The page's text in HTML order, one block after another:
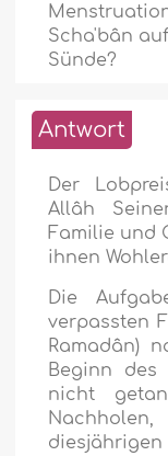
Scha'bân
Sünde?
Antwort
Der
Allâh
Familie und
ihnen
Die
verpassten
Ramadân)
Beginn des
nicht